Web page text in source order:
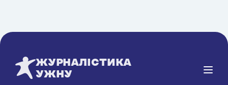
ЖУРНАЛІСТИКА
УЖНУ